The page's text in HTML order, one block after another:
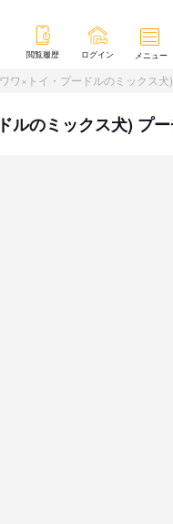
閲覧履歴 ログイン メニュー
ワ×トイ・プードルのミックス犬)
ルのミックス犬) プ